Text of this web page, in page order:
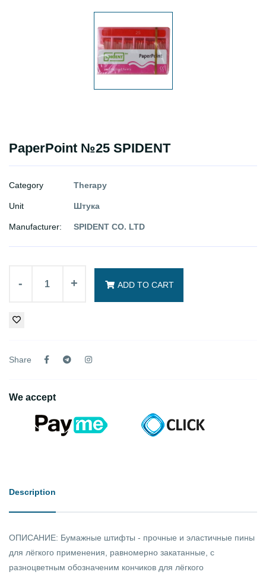
PaperPoint №25 SPIDENT
Category Therapy
Unit Штука
Manufacturer: SPIDENT CO. LTD
- + ADD TO CART
Share
We accept
Description
ОПИСАНИЕ: Бумажные штифты - прочные и эластичные пины
для лёгкого применения, равномерно закатанные, с
разноцветным обозначеним кончиков для лёгкого